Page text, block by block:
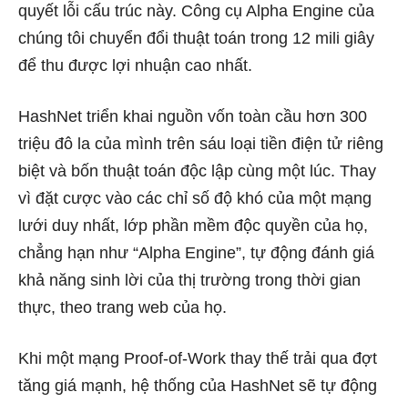
quyết lỗi cấu trúc này. Công cụ Alpha Engine của
chúng tôi chuyển đổi thuật toán trong 12 mili giây
để thu được lợi nhuận cao nhất.
HashNet triển khai nguồn vốn toàn cầu hơn 300
triệu đô la của mình trên sáu loại tiền điện tử riêng
biệt và bốn thuật toán độc lập cùng một lúc. Thay
vì đặt cược vào các chỉ số độ khó của một mạng
lưới duy nhất, lớp phần mềm độc quyền của họ,
chẳng hạn như “Alpha Engine”, tự động đánh giá
khả năng sinh lời của thị trường trong thời gian
thực, theo trang web của họ.
Khi một mạng Proof-of-Work thay thế trải qua đợt
tăng giá mạnh, hệ thống của HashNet sẽ tự động